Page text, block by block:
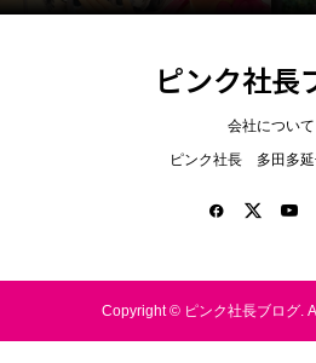
ピンク社長
会社について
ピンク社長 多田多延
Copyright ©ピンク社長ブログ.